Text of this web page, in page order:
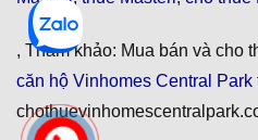
, Tham khảo: Mua bán và cho
căn hộ Vinhomes Central Park